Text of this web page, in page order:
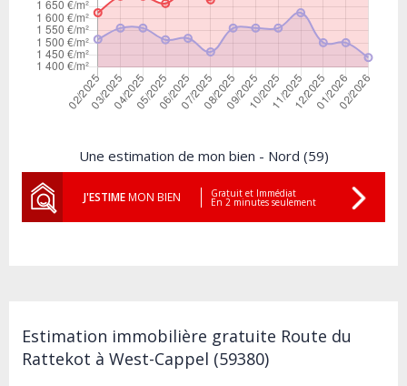
Une estimation de mon bien - Nord (59)
J'ESTIMEMON BIEN Gratuit et Immédiat
En 2 minutes seulement
Estimation immobilière gratuite Route du
Rattekot à West-Cappel (59380)